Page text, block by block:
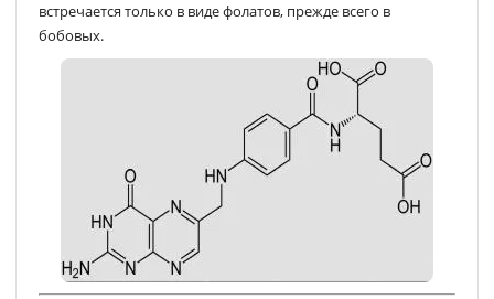
встречается только в виде фолатов, прежде всего в
бобовых.